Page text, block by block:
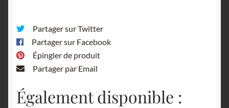
Partager sur Twitter
Partager sur Facebook
Épingler de produit
Partager par Email
Également disponible :